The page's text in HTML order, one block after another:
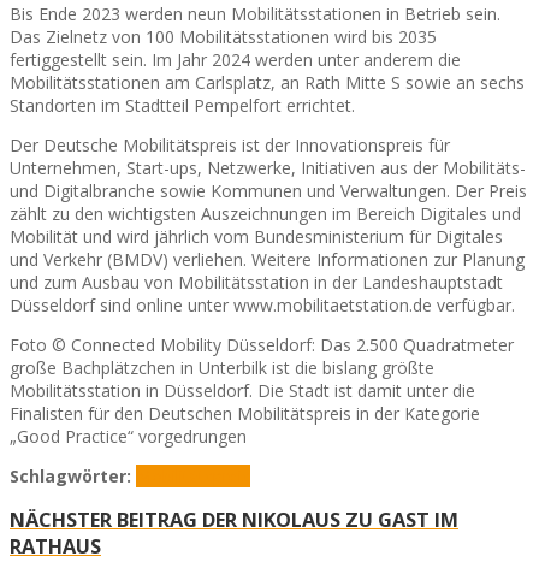
Bis Ende 2023 werden neun Mobilitätsstationen in Betrieb sein.
Das Zielnetz von 100 Mobilitätsstationen wird bis 2035
fertiggestellt sein. Im Jahr 2024 werden unter anderem die
Mobilitätsstationen am Carlsplatz, an Rath Mitte S sowie an sechs
Standorten im Stadtteil Pempelfort errichtet.
Der Deutsche Mobilitätspreis ist der Innovationspreis für
Unternehmen, Start-ups, Netzwerke, Initiativen aus der Mobilitäts-
und Digitalbranche sowie Kommunen und Verwaltungen. Der Preis
zählt zu den wichtigsten Auszeichnungen im Bereich Digitales und
Mobilität und wird jährlich vom Bundesministerium für Digitales
und Verkehr (BMDV) verliehen. Weitere Informationen zur Planung
und zum Ausbau von Mobilitätsstation in der Landeshauptstadt
Düsseldorf sind online unter www.mobilitaetstation.de verfügbar.
Foto © Connected Mobility Düsseldorf: Das 2.500 Quadratmeter
große Bachplätzchen in Unterbilk ist die bislang größte
Mobilitätsstation in Düsseldorf. Die Stadt ist damit unter die
Finalisten für den Deutschen Mobilitätspreis in der Kategorie
„Good Practice“ vorgedrungen
Schlagwörter:
NÄCHSTER BEITRAG DER NIKOLAUS ZU GAST IM
RATHAUS